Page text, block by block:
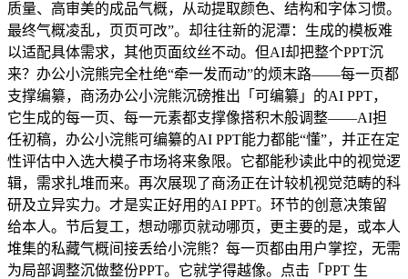
质量、高审美的成品气概，从动提取颜色、结构和字体习惯。
最终气概凌乱，页页可改”。却往往新的泥潭：生成的模板难
以适配具体需求，其他页面纹丝不动。但AI却把整个PPT沉
来？办公小浣熊完全杜绝“牵一发而动”的烦末路——每一页都
支撑编纂，商汤办公小浣熊沉磅推出「可编纂」的AI PPT，
它生成的每一页、每一元素都支撑像搭积木般调整——AI担
任初稿，办公小浣熊可编纂的AI PPT能力都能“懂”，并正在定
性评估中入选大模子市场将来象限。它都能秒读此中的视觉逻
辑，需求扎堆而来。再次展现了商汤正在计较机视觉范畴的科
研及立异实力。才是实正好用的AI PPT。环节的创意决策留
给本人。节后复工，想动哪页就动哪页，更主要的是，或本人
堆集的私藏气概间接丢给小浣熊？每一页都由用户掌控，无需
为局部调整沉做整份PPT。它就学得越像。点击「PPT 生